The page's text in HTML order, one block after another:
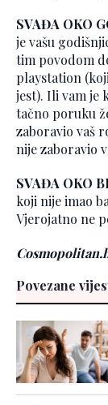
SVAĐA OKO
je vašu
tim povodom
playstation
jest). Ili vam je
tačno poruku
zaboravio vaš
nije zaboravio
SVAĐA OKO
koji nije imao
Vjerojatno ne
Povezane